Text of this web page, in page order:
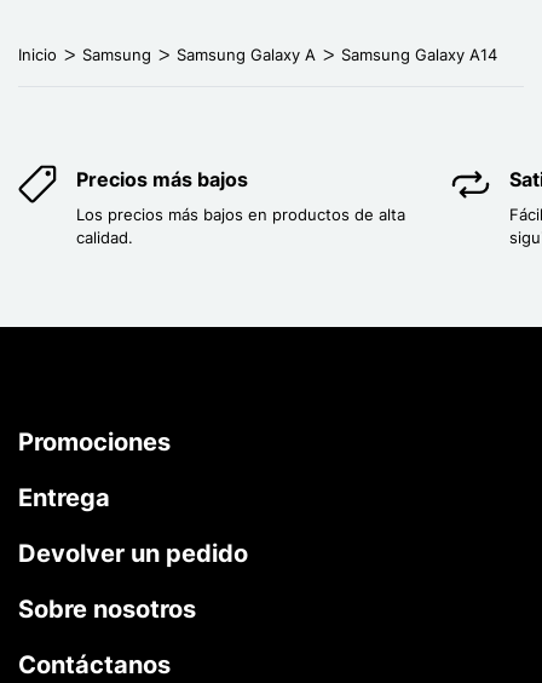
Inicio Samsung Samsung Galaxy A Samsung Galaxy A14
Precios más bajos
Los precios más bajos en productos de alta
calidad.
Promociones
Entrega
Devolver un pedido
Sobre nosotros
Contáctanos